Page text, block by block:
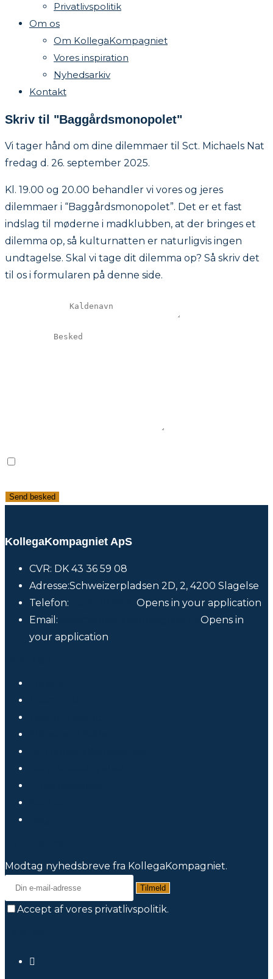
Privatlivspolitik
Om os
Om KollegaKompagniet
Vores inspiration
Nyhedsarkiv
Kontakt
Skriv til "Baggårdsmonopolet"
Vi tager hånd om dine dilemmaer til Sct. Michaels Nat
fredag d. 26. september 2025.
Kl. 19.00 og 20.00 behandler vi vores og jeres
dilemmaer i “Baggårdsmonopolet”. Det er et fast
indslag til møderne i madklubben, at der bringes et
dilemma op, så kulturnatten er naturligvis ingen
undtagelse. Skal vi tage dit dilemma op? Så skriv det
til os i formularen på denne side.
Send besked
KollegaKompagniet ApS
CVR: DK 43 36 59 08
Adresse:Schweizerpladsen 2D, 2, 4200 Slagelse
Telefon:
Opens in your application
Email:
Opens in
your application
Modtag nyhedsbreve fra KollegaKompagniet.
Tilmeld
Accept af vores privatlivspolitik.